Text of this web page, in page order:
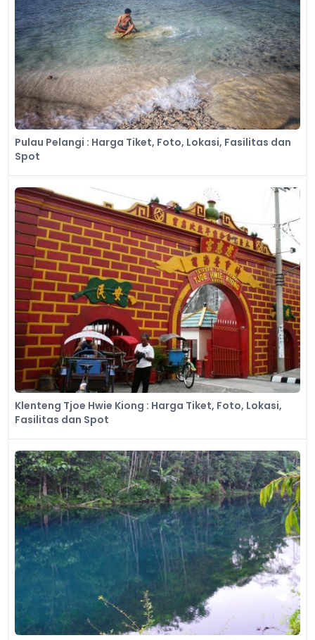
Pulau Pelangi : Harga Tiket, Foto, Lokasi, Fasilitas dan
Spot
Klenteng Tjoe Hwie Kiong​ : Harga Tiket, Foto, Lokasi,
Fasilitas dan Spot